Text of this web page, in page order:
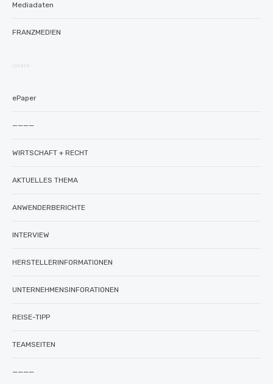
Mediadaten
FRANZMED!EN
intern
ePaper
————
WIRTSCHAFT + RECHT
AKTUELLES THEMA
ANWENDERBERICHTE
INTERVIEW
HERSTELLERINFORMATIONEN
UNTERNEHMENSINFORATIONEN
REISE-TIPP
TEAMSEITEN
————